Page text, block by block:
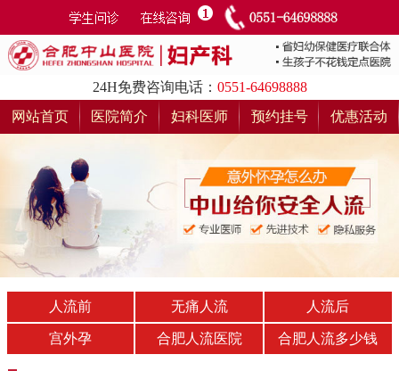
24H免费咨询电话： 0551-64698888
网站首页
医院简介 妇科医师 预约挂号 优惠活动
人流前 无痛人流 人流后
宫外孕 合肥人流医院 合肥人流多少钱